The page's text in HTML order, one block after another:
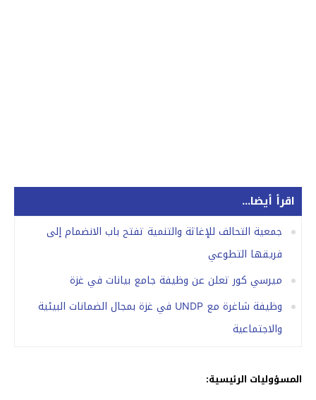
اقرأ أيضا...
جمعية التحالف للإغاثة والتنمية تفتح باب الانضمام إلى
فريقها التطوعي
ميرسي كور تعلن عن وظيفة جامع بيانات في غزة
وظيفة شاغرة مع UNDP في غزة بمجال الضمانات البيئية
والاجتماعية
المسؤوليات الرئيسية: